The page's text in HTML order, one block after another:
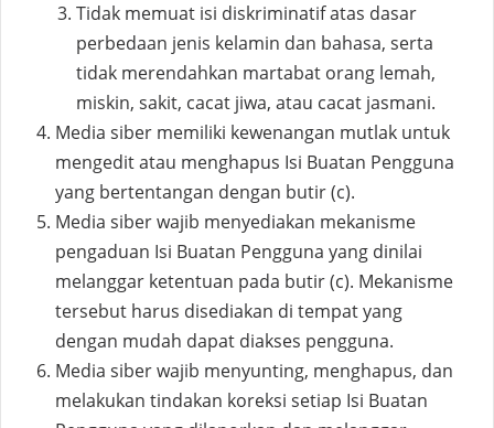
Tidak memuat isi diskriminatif atas dasar
perbedaan jenis kelamin dan bahasa, serta
tidak merendahkan martabat orang lemah,
miskin, sakit, cacat jiwa, atau cacat jasmani.
Media siber memiliki kewenangan mutlak untuk
mengedit atau menghapus Isi Buatan Pengguna
yang bertentangan dengan butir (c).
Media siber wajib menyediakan mekanisme
pengaduan Isi Buatan Pengguna yang dinilai
melanggar ketentuan pada butir (c). Mekanisme
tersebut harus disediakan di tempat yang
dengan mudah dapat diakses pengguna.
Media siber wajib menyunting, menghapus, dan
melakukan tindakan koreksi setiap Isi Buatan